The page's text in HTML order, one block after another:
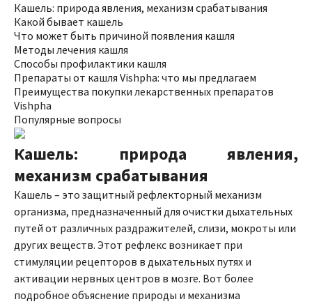
Кашель: природа явления, механизм срабатывания
Какой бывает кашель
Что может быть причиной появления кашля
Методы лечения кашля
Способы профилактики кашля
Препараты от кашля Vishpha: что мы предлагаем
Преимущества покупки лекарственных препаратов
Vishpha
Популярные вопросы
Кашель: природа явления,
механизм срабатывания
Кашель – это защитный рефлекторный механизм
организма, предназначенный для очистки дыхательных
путей от различных раздражителей, слизи, мокроты или
других веществ. Этот рефлекс возникает при
стимуляции рецепторов в дыхательных путях и
активации нервных центров в мозге. Вот более
подробное объяснение природы и механизма